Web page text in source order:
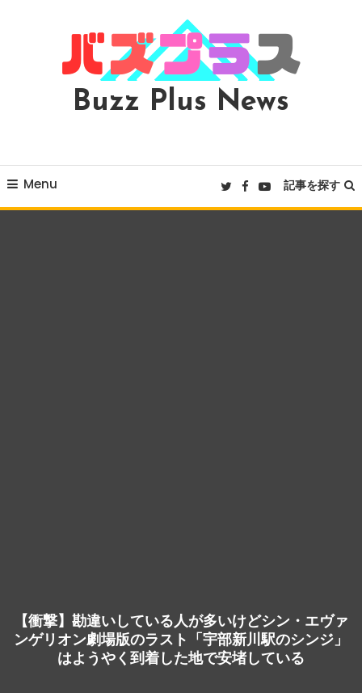
Buzz Plus News
Menu 記事を探す
【衝撃】勘違いしている人が多いけどシン・エヴァ
ンゲリオン劇場版のラスト「宇部新川駅のシンジ」
はようやく到着した地で安堵している